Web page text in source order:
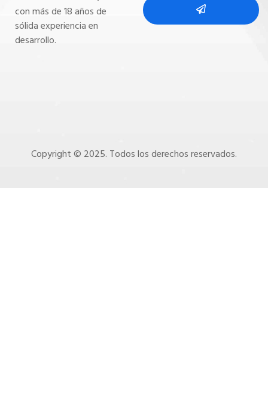
con más de 18 años de
sólida experiencia en
desarrollo.
Copyright © 2025. Todos los derechos reservados.